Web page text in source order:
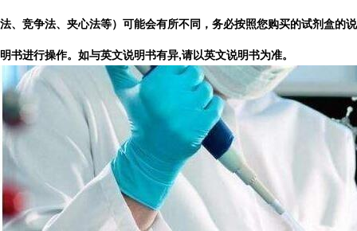
法、竞争法、夹心法等）可能会有所不同，务必按照您购买的试剂盒的说
明书进行操作。 如与英文说明书有异,请以英文说明书为准。